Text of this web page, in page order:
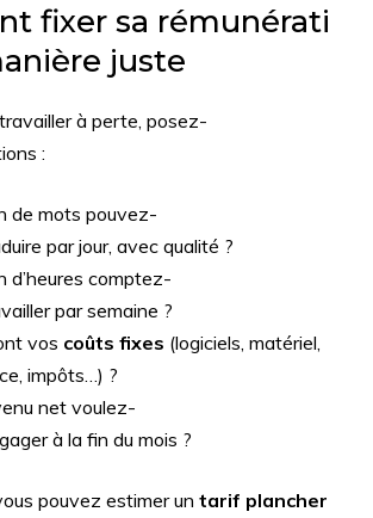
fixer sa rémunérati
juste
à perte, posez-
:
de mots pouvez-
par jour, avec qualité ?
d’heures comptez-
par semaine ?
vos coûts fixes (logiciels, matériel,
impôts…) ?
net voulez-
à la fin du mois ?
pouvez estimer un tarif plancher